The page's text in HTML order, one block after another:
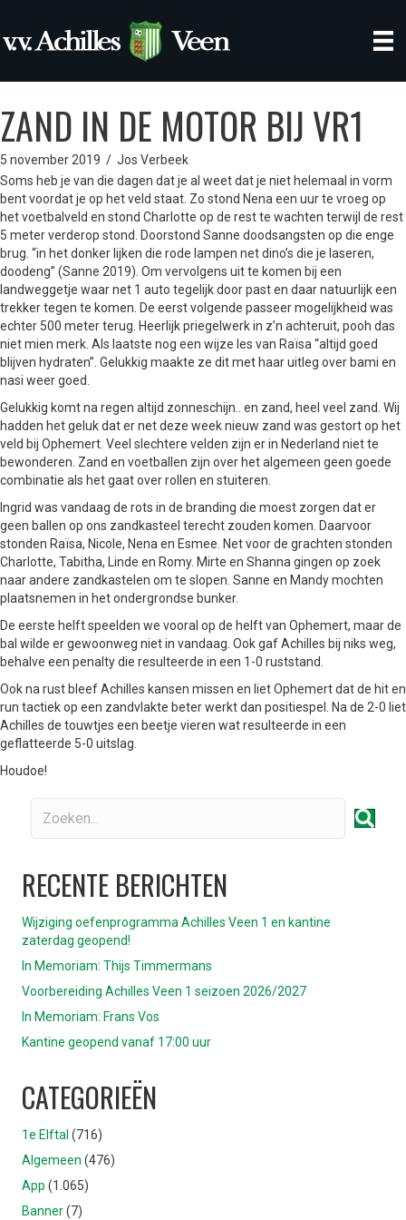
ZAND IN DE MOTOR BIJ VR1
5 november 2019 / Jos Verbeek
Soms heb je van die dagen dat je al weet dat je niet helemaal in vorm
bent voordat je op het veld staat. Zo stond Nena een uur te vroeg op
het voetbalveld en stond Charlotte op de rest te wachten terwijl de rest
5 meter verderop stond. Doorstond Sanne doodsangsten op die enge
brug. “in het donker lijken die rode lampen net dino’s die je laseren,
doodeng” (Sanne 2019). Om vervolgens uit te komen bij een
landweggetje waar net 1 auto tegelijk door past en daar natuurlijk een
trekker tegen te komen. De eerst volgende passeer mogelijkheid was
echter 500 meter terug. Heerlijk priegelwerk in z’n achteruit, pooh das
niet mien merk. Als laatste nog een wijze les van Raïsa “altijd goed
blijven hydraten”. Gelukkig maakte ze dit met haar uitleg over bami en
nasi weer goed.
Gelukkig komt na regen altijd zonneschijn.. en zand, heel veel zand. Wij
hadden het geluk dat er net deze week nieuw zand was gestort op het
veld bij Ophemert. Veel slechtere velden zijn er in Nederland niet te
bewonderen. Zand en voetballen zijn over het algemeen geen goede
combinatie als het gaat over rollen en stuiteren.
Ingrid was vandaag de rots in de branding die moest zorgen dat er
geen ballen op ons zandkasteel terecht zouden komen. Daarvoor
stonden Raïsa, Nicole, Nena en Esmee. Net voor de grachten stonden
Charlotte, Tabitha, Linde en Romy. Mirte en Shanna gingen op zoek
naar andere zandkastelen om te slopen. Sanne en Mandy mochten
plaatsnemen in het ondergrondse bunker.
De eerste helft speelden we vooral op de helft van Ophemert, maar de
bal wilde er gewoonweg niet in vandaag. Ook gaf Achilles bij niks weg,
behalve een penalty die resulteerde in een 1-0 ruststand.
Ook na rust bleef Achilles kansen missen en liet Ophemert dat de hit en
run tactiek op een zandvlakte beter werkt dan positiespel. Na de 2-0 liet
Achilles de touwtjes een beetje vieren wat resulteerde in een
geflatteerde 5-0 uitslag.
Houdoe!
RECENTE BERICHTEN
Wijziging oefenprogramma Achilles Veen 1 en kantine
zaterdag geopend!
In Memoriam: Thijs Timmermans
Voorbereiding Achilles Veen 1 seizoen 2026/2027
In Memoriam: Frans Vos
Kantine geopend vanaf 17:00 uur
CATEGORIEËN
1e Elftal (716)
Algemeen (476)
App (1.065)
Banner(7)